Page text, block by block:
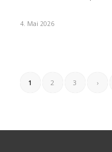
4. Mai 2026
1 2 3 ›